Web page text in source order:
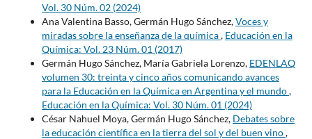
Vol. 30 Núm. 02 (2024)
Ana Valentina Basso, Germán Hugo Sánchez,Voces y
miradas sobre la enseñanza de la química, Educación en la
Química: Vol. 23 Núm. 01 (2017)
Germán Hugo Sánchez, María Gabriela Lorenzo, EDENLAQ
volumen 30: treinta y cinco años comunicando avances
para la Educación en la Química en Argentina y el mundo,
Educación en la Química: Vol. 30 Núm. 01 (2024)
César Nahuel Moya, Germán Hugo Sánchez, Debates sobre
la educación científica en la tierra del sol y del buen vino,